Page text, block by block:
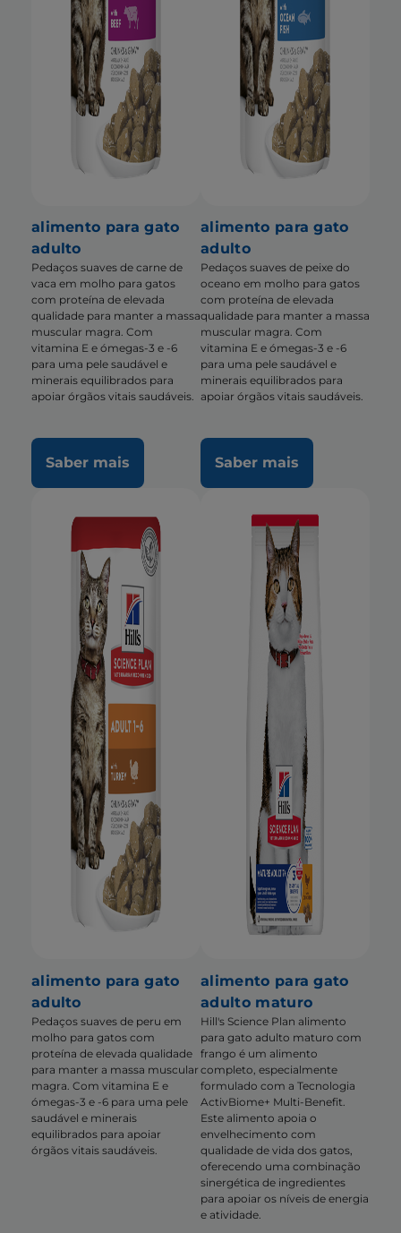
alimento para gato
adulto
Pedaços suaves de carne de
vaca em molho para gatos
com proteína de elevada
qualidade para manter a massa
muscular magra. Com
vitamina E e ómegas-3 e -6
para uma pele saudável e
minerais equilibrados para
apoiar órgãos vitais saudáveis.
Saber mais
alimento para gato
adulto
Pedaços suaves de peixe do
oceano em molho para gatos
com proteína de elevada
qualidade para manter a massa
muscular magra. Com
vitamina E e ómegas-3 e -6
para uma pele saudável e
minerais equilibrados para
apoiar órgãos vitais saudáveis.
Saber mais
alimento para gato
adulto
Pedaços suaves de peru em
molho para gatos com
proteína de elevada qualidade
para manter a massa muscular
magra. Com vitamina E e
ómegas-3 e -6 para uma pele
saudável e minerais
equilibrados para apoiar
órgãos vitais saudáveis.
alimento para gato
adulto maturo
Hill's Science Plan alimento
para gato adulto maturo com
frango é um alimento
completo, especialmente
formulado com a Tecnologia
ActivBiome+ Multi-Benefit.
Este alimento apoia o
envelhecimento com
qualidade de vida dos gatos,
oferecendo uma combinação
sinergética de ingredientes
para apoiar os níveis de energia
e atividade.